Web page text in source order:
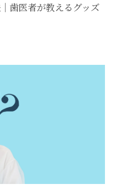
歯医者が教えるグッズ